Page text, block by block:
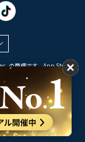
の商標です。App Store は